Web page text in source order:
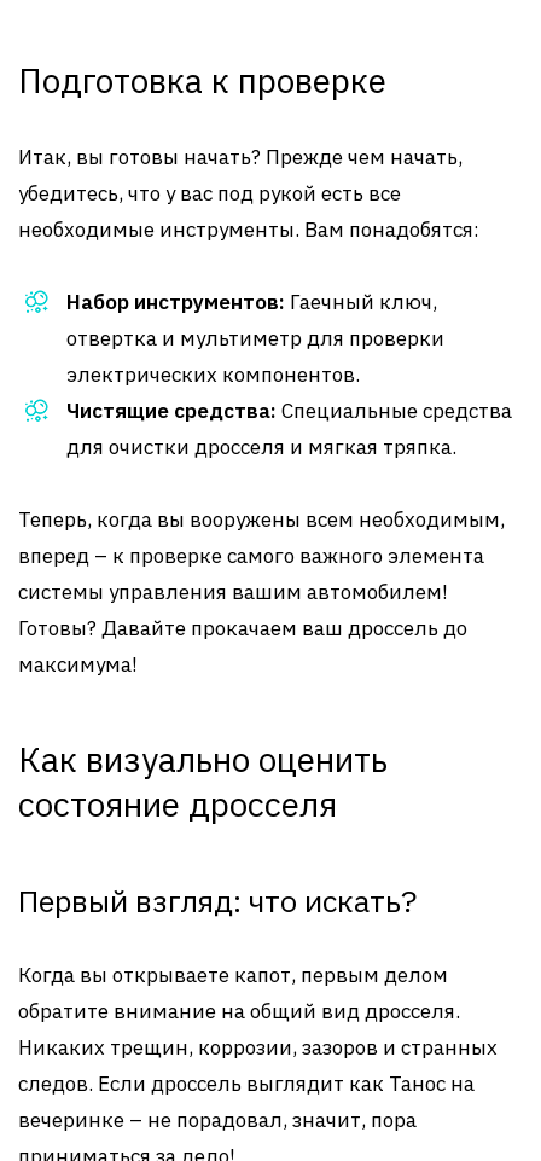
Подготовка к проверке
Итак, вы готовы начать? Прежде чем начать,
убедитесь, что у вас под рукой есть все
необходимые инструменты. Вам понадобятся:
Набор инструментов: Гаечный ключ,
отвертка и мультиметр для проверки
электрических компонентов.
Чистящие средства: Специальные средства
для очистки дросселя и мягкая тряпка.
Теперь, когда вы вооружены всем необходимым,
вперед – к проверке самого важного элемента
системы управления вашим автомобилем!
Готовы? Давайте прокачаем ваш дроссель до
максимума!
Как визуально оценить
состояние дросселя
Первый взгляд: что искать?
Когда вы открываете капот, первым делом
обратите внимание на общий вид дросселя.
Никаких трещин, коррозии, зазоров и странных
следов. Если дроссель выглядит как Танос на
вечеринке – не порадовал, значит, пора